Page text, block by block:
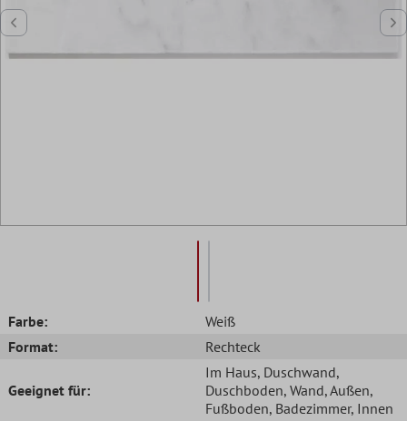
Farbe:
Weiß
Format:
Rechteck
Geeignet für:
Im Haus, Duschwand,
Duschboden, Wand, Außen,
Fußboden, Badezimmer, Innen